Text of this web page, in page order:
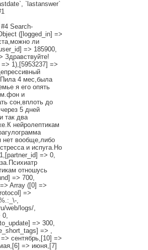
`lastanswer`
Search-
([logged_in] =>
ли
=> 185900,
Здравствуйте!
1),[5953237] =>
4 мес,была
я его опять
и
сон,вплоть до
5 дней
так два
нейролептикам
нет вообще,либо
и испуга.Но
=> 0,
отношусь
=> 700,
Array ([0] =>
=>
,
web/logs/,
0,
=> 300,
=> ,
сентябрь,[10] =>
=> июня,[7]